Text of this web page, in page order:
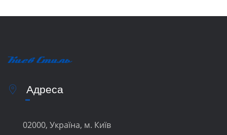
Адреса
02000, Україна, м. Київ